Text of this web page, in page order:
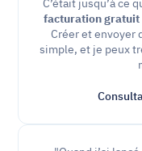
C’était jusqu’à ce
facturation
Créer et envoyer
simple, et je peux